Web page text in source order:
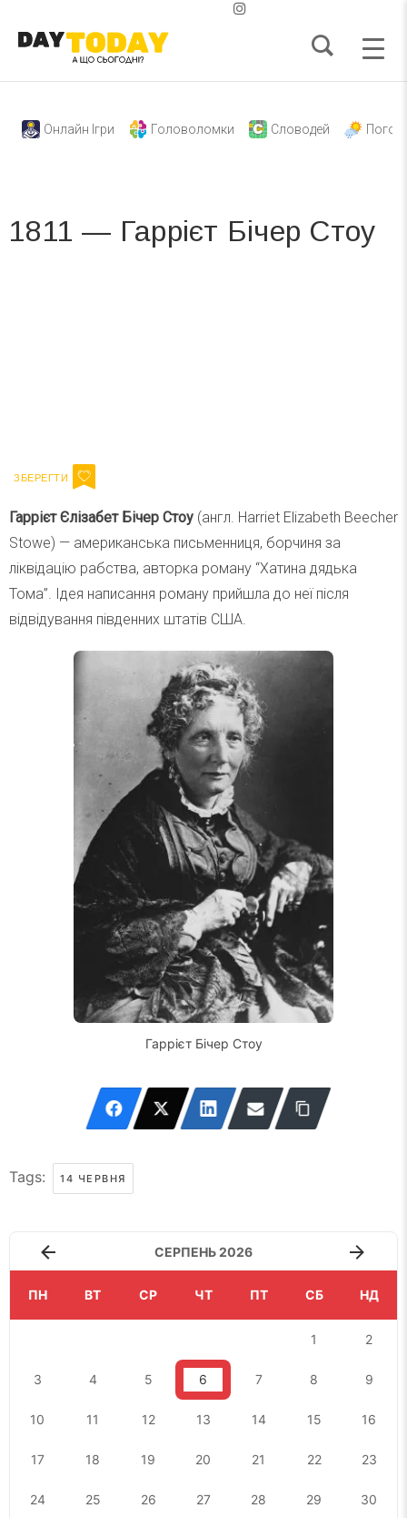
Онлайн Ігри Головоломки Словодей
1811 — Гаррієт Бічер Стоу
Гаррієт Єлізабет Бічер Стоу (англ. Harriet Elizabeth Beecher
Stowe) — американська письменниця, борчиня за
ліквідацію рабства, авторка роману “Хатина дядька
Тома”. Ідея написання роману прийшла до неї після
відвідування південних штатів США.
Гаррієт Бічер Стоу
Tags: 14 ЧЕРВНЯ
СЕРПЕНЬ 2026
ПН ВТ СР ЧТ ПТ СБ НД
1 2
3 4 5 6 7 8 9
10 11 12 13 14 15 16
17 18 19 20 21 22 23
24 25 26 27 28 29 30